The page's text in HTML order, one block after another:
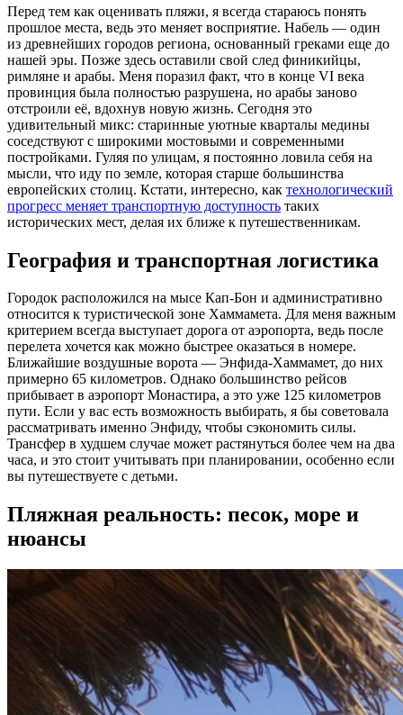
Перед тем как оценивать пляжи, я всегда стараюсь понять
прошлое места, ведь это меняет восприятие. Набель — один
из древнейших городов региона, основанный греками еще до
нашей эры. Позже здесь оставили свой след финикийцы,
римляне и арабы. Меня поразил факт, что в конце VI века
провинция была полностью разрушена, но арабы заново
отстроили её, вдохнув новую жизнь. Сегодня это
удивительный микс: старинные уютные кварталы медины
соседствуют с широкими мостовыми и современными
постройками. Гуляя по улицам, я постоянно ловила себя на
мысли, что иду по земле, которая старше большинства
европейских столиц. Кстати, интересно, как технологический
прогресс меняет транспортную доступность таких
исторических мест, делая их ближе к путешественникам.
География и транспортная логистика
Городок расположился на мысе Кап-Бон и административно
относится к туристической зоне Хаммамета. Для меня важным
критерием всегда выступает дорога от аэропорта, ведь после
перелета хочется как можно быстрее оказаться в номере.
Ближайшие воздушные ворота — Энфида-Хаммамет, до них
примерно 65 километров. Однако большинство рейсов
прибывает в аэропорт Монастира, а это уже 125 километров
пути. Если у вас есть возможность выбирать, я бы советовала
рассматривать именно Энфиду, чтобы сэкономить силы.
Трансфер в худшем случае может растянуться более чем на два
часа, и это стоит учитывать при планировании, особенно если
вы путешествуете с детьми.
Пляжная реальность: песок, море и
нюансы